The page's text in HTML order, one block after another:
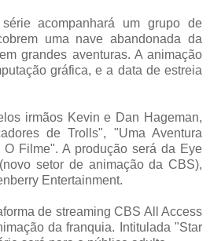
acompanhará um grupo de
uma nave abandonada da
grandes aventuras. A animação
gráfica, e a data de estreia
irmãos Kevin e Dan Hageman,
de Trolls", "Uma Aventura
Filme". A produção será da Eye
setor de animação da CBS),
Entertainment.
de streaming CBS All Access
da franquia. Intitulada "Star